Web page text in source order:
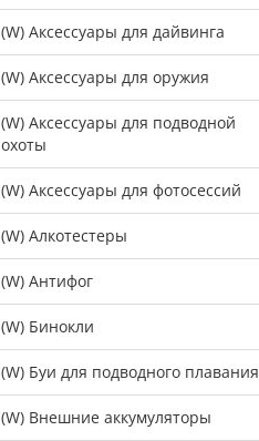
(W) Аксессуары для дайвинга
(W) Аксессуары для оружия
(W) Аксессуары для подводной
охоты
(W) Аксессуары для фотосессий
(W) Алкотестеры
(W) Антифог
(W) Бинокли
(W) Буи для подводного плавания
(W) Внешние аккумуляторы